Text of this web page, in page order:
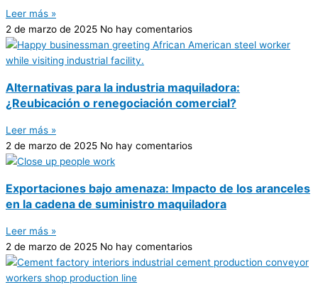
Leer más »
2 de marzo de 2025 No hay comentarios
Alternativas para la industria maquiladora:
¿Reubicación o renegociación comercial?
Leer más »
2 de marzo de 2025 No hay comentarios
Exportaciones bajo amenaza: Impacto de los aranceles
en la cadena de suministro maquiladora
Leer más »
2 de marzo de 2025 No hay comentarios